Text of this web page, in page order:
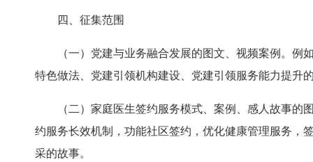
四、征集范围
（一）党建与业务融合发展的图文、视频案例。
特色做法、党建引领机构建设、党建引领服务能力提升
（二）家庭医生签约服务模式、案例、感人故事
约服务长效机制，功能社区签约，优化健康管理服务，
采的故事。